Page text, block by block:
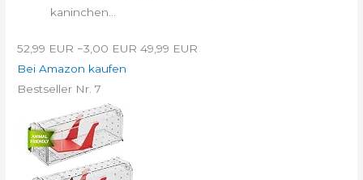
kaninchen...
52,99 EUR −3,00 EUR 49,99 EUR
Bei Amazon kaufen
Bestseller Nr. 7